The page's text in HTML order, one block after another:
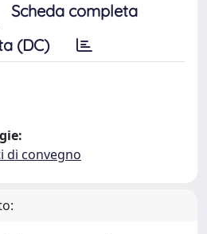
Scheda completa
(DC)
di convegno